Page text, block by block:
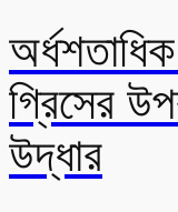
গ্রিসের
উদ্ধার